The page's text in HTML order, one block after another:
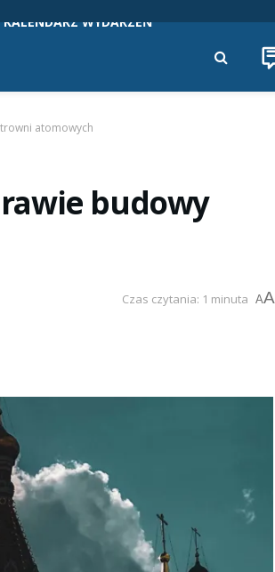
KALENDARZ WYDARZEŃ
atomowych
budowy
Czas czytania: 1 minuta AA